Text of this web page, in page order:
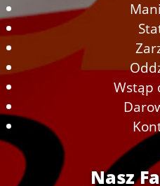
Wstąp
Nasz